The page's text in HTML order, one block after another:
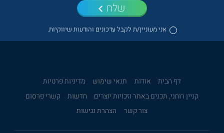
אני מעוניין/ת לקבל עדכונים והודעות שיווקיות.
שלח
דף הבית אודות תנאי שימוש
מדיניות פרטיות
קניין רוחני, תכנים באתר וזכויות יוצרים
חדשות
קשרי פרסום
צור קשר
הצהרת נגישות